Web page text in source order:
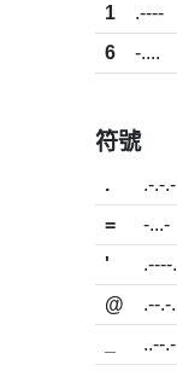
1 .----
6
-....
符號
. .-.-.-
=
-...-
'
.----.
@
.--.-.
..--.-